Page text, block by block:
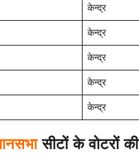
केन्द्र
केन्द्र
केन्द्र
केन्द्र
केन्द्र
सीटों के वोटरों